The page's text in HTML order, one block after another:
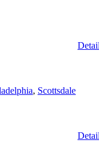
, Scottsdale